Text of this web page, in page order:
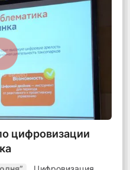
видео
цифровизации